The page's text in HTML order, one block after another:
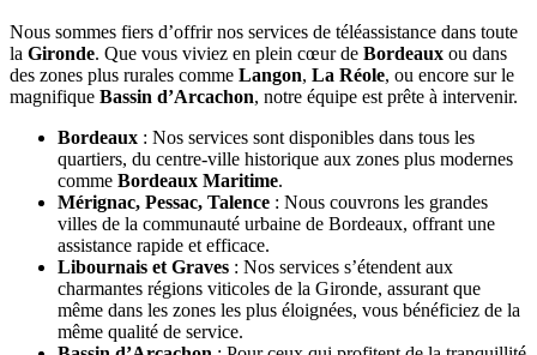
Nous sommes fiers d’offrir nos services de téléassistance dans toute
la Gironde. Que vous viviez en plein cœur de Bordeaux ou dans
des zones plus rurales comme Langon, La Réole, ou encore sur le
magnifique Bassin d’Arcachon, notre équipe est prête à intervenir.
Bordeaux : Nos services sont disponibles dans tous les
quartiers, du centre-ville historique aux zones plus modernes
comme Bordeaux Maritime.
Mérignac, Pessac, Talence : Nous couvrons les grandes
villes de la communauté urbaine de Bordeaux, offrant une
assistance rapide et efficace.
Libournais et Graves : Nos services s’étendent aux
charmantes régions viticoles de la Gironde, assurant que
même dans les zones les plus éloignées, vous bénéficiez de la
même qualité de service.